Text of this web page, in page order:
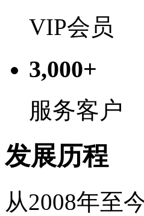
VIP会员
3,000+
服务客户
发展历程
从2008年至